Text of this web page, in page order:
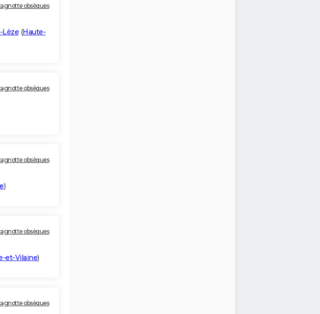
obsèques
Lèze (Haute-
obsèques
obsèques
)
obsèques
et-Vilaine)
obsèques